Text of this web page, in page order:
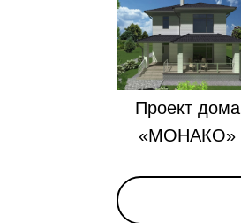
Проект дома
«МОНАКО»